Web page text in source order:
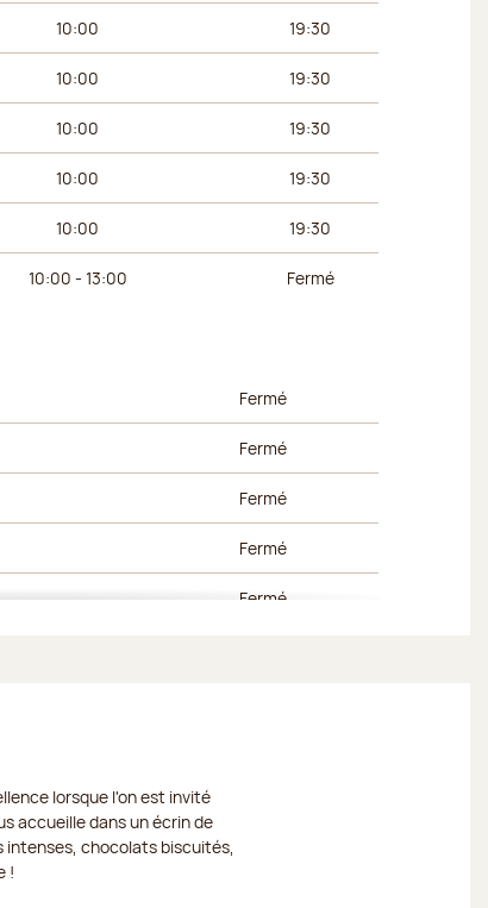
10:00 19:30
10:00 19:30
10:00 19:30
10:00 19:30
10:00 19:30
10:00 - 13:00 Fermé
Horaires de l’après-midiFermé
Fermé
Fermé
Fermé
Fermé
lorsque l'on est invité
accueille dans un écrin de
intenses, chocolats biscuités,
!